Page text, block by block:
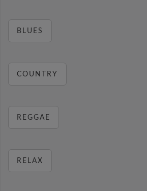
BLUES
COUNTRY
REGGAE
RELAX